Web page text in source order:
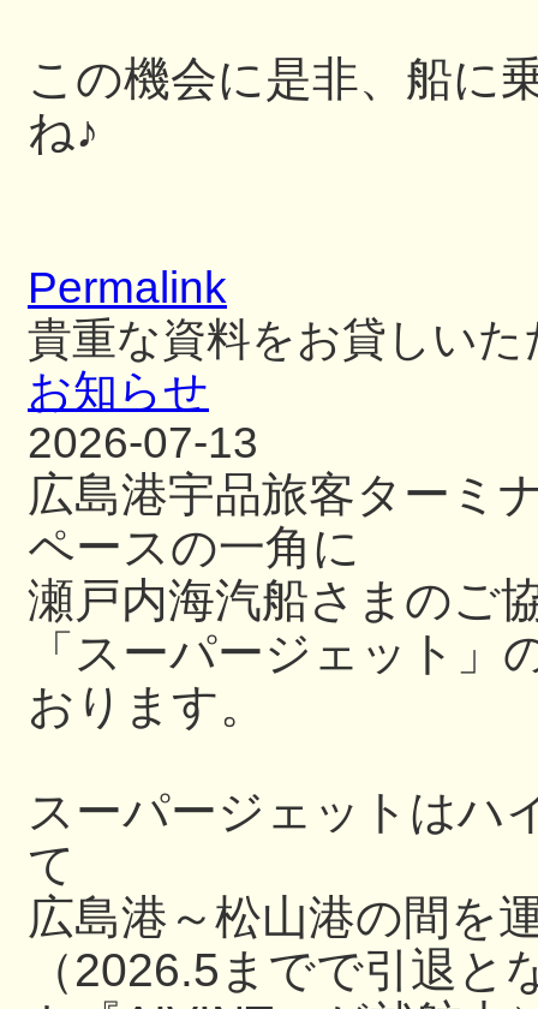
この機会に是非、船に
ね♪
Permalink
貴重な資料をお貸しい
お知らせ
2026-07-13
広島港宇品旅客ターミ
ペースの一角に
瀬戸内海汽船さまのご
「スーパージェット
おります。
スーパージェットはハ
て
広島港～松山港の間を
（2026.5までで引退